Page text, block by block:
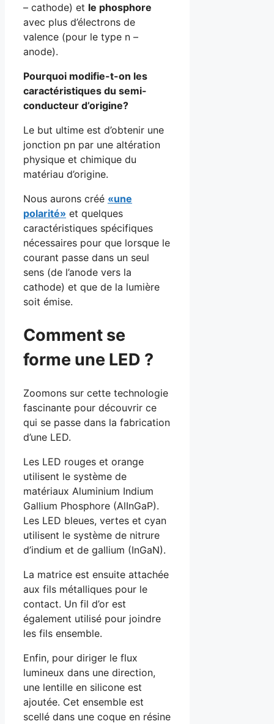
– cathode) et le phosphore
avec plus d’électrons de
valence (pour le type n –
anode).
Pourquoi modifie-t-on les
caractéristiques du semi-
conducteur d’origine?
Le but ultime est d’obtenir une
jonction pn par une altération
physique et chimique du
matériau d’origine.
Nous aurons créé «une
polarité» et quelques
caractéristiques spécifiques
nécessaires pour que lorsque le
courant passe dans un seul
sens (de l’anode vers la
cathode) et que de la lumière
soit émise.
Comment se
forme une LED ?
Zoomons sur cette technologie
fascinante pour découvrir ce
qui se passe dans la fabrication
d’une LED.
Les LED rouges et orange
utilisent le système de
matériaux Aluminium Indium
Gallium Phosphore (AlInGaP).
Les LED bleues, vertes et cyan
utilisent le système de nitrure
d’indium et de gallium (InGaN).
La matrice est ensuite attachée
aux fils métalliques pour le
contact. Un fil d’or est
également utilisé pour joindre
les fils ensemble.
Enfin, pour diriger le flux
lumineux dans une direction,
une lentille en silicone est
ajoutée. Cet ensemble est
scellé dans une coque en résine